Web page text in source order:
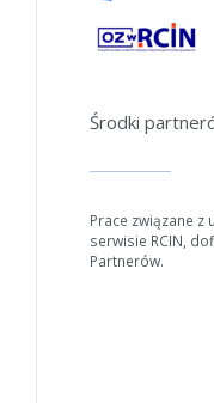
Środki
Prace związane
serwisie RCIN,
Partnerów.